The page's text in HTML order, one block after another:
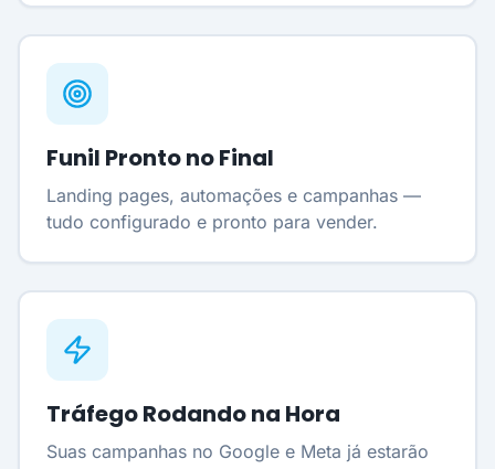
Funil Pronto no Final
Landing pages, automações e campanhas —
tudo configurado e pronto para vender.
Tráfego Rodando na Hora
Suas campanhas no Google e Meta já estarão